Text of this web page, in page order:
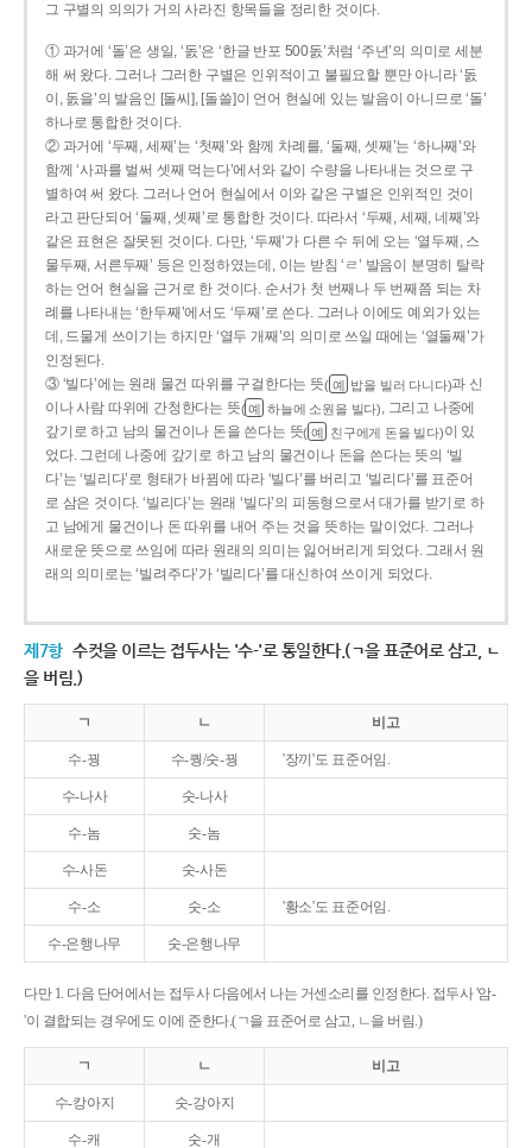
그 구별의 의의가 거의 사라진 항목들을 정리한 것이다.
① 과거에 ‘돌’은 생일, ‘돐’은 ‘한글 반포 500돐’처럼 ‘주년’의 의미로 세분
해 써 왔다. 그러나 그러한 구별은 인위적이고 불필요할 뿐만 아니라 ‘돐
이, 돐을’의 발음인 [돌씨], [돌쓸]이 언어 현실에 있는 발음이 아니므로 ‘돌’
하나로 통합한 것이다.
② 과거에 ‘두째, 세째’는 ‘첫째’와 함께 차례를, ‘둘째, 셋째’는 ‘하나째’와
함께 ‘사과를 벌써 셋째 먹는다’에서와 같이 수량을 나타내는 것으로 구
별하여 써 왔다. 그러나 언어 현실에서 이와 같은 구별은 인위적인 것이
라고 판단되어 ‘둘째, 셋째’로 통합한 것이다. 따라서 ‘두째, 세째, 네째’와
같은 표현은 잘못된 것이다. 다만, ‘두째’가 다른 수 뒤에 오는 ‘열두째, 스
물두째, 서른두째’ 등은 인정하였는데, 이는 받침 ‘ㄹ’ 발음이 분명히 탈락
하는 언어 현실을 근거로 한 것이다. 순서가 첫 번째나 두 번째쯤 되는 차
례를 나타내는 ‘한두째’에서도 ‘두째’로 쓴다. 그러나 이에도 예외가 있는
데, 드물게 쓰이기는 하지만 ‘열두 개째’의 의미로 쓰일 때에는 ‘열둘째’가
인정된다.
③ ‘빌다’에는 원래 물건 따위를 구걸한다는 뜻( 예 밥을 빌러 다니다)과 신
이나 사람 따위에 간청한다는 뜻( 예 하늘에 소원을 빌다), 그리고 나중에
갚기로 하고 남의 물건이나 돈을 쓴다는 뜻( 예 친구에게 돈을 빌다)이 있
었다. 그런데 나중에 갚기로 하고 남의 물건이나 돈을 쓴다는 뜻의 ‘빌
다’는 ‘빌리다’로 형태가 바뀜에 따라 ‘빌다’를 버리고 ‘빌리다’를 표준어
로 삼은 것이다. ‘빌리다’는 원래 ‘빌다’의 피동형으로서 대가를 받기로 하
고 남에게 물건이나 돈 따위를 내어 주는 것을 뜻하는 말이었다. 그러나
새로운 뜻으로 쓰임에 따라 원래의 의미는 잃어버리게 되었다. 그래서 원
래의 의미로는 ‘빌려주다’가 ‘빌리다’를 대신하여 쓰이게 되었다.
제7항 수컷을 이르는 접두사는 '수-'로 통일한다.(ㄱ을 표준어로 삼고, ㄴ
을 버림.)
ㄱ ㄴ 비고
수-꿩 수-퀑/숫-꿩 '장끼'도 표준어임.
수-나사 숫-나사
수-놈 숫-놈
수-사돈 숫-사돈
수-소 숫-소 '황소'도 표준어임.
수-은행나무 숫-은행나무
다만 1. 다음 단어에서는 접두사 다음에서 나는 거센소리를 인정한다. 접두사 '암-
'이 결합되는 경우에도 이에 준한다.(ㄱ을 표준어로 삼고, ㄴ을 버림.)
ㄱ ㄴ 비고
수-캉아지 숫-강아지
수-캐 숫-개